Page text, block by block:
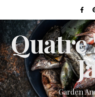
Quatre
Garden